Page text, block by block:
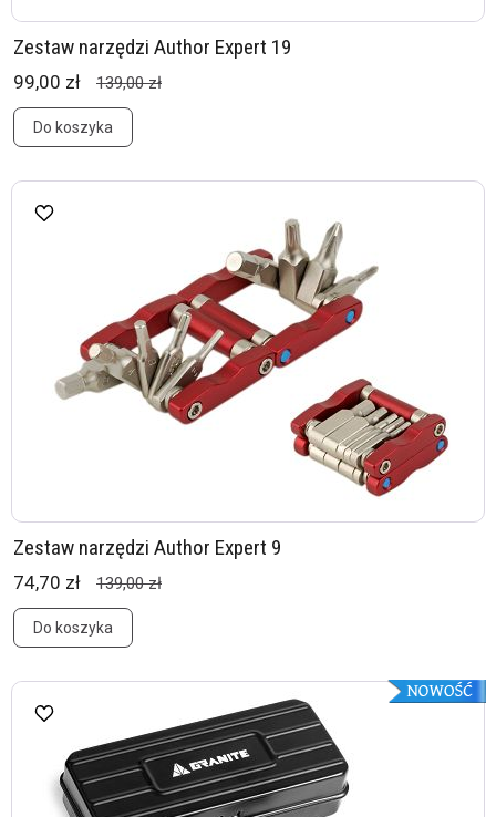
Zestaw narzędzi Author Expert 19
99,00 zł 139,00 zł
Do koszyka
Zestaw narzędzi Author Expert 9
74,70 zł 139,00 zł
Do koszyka